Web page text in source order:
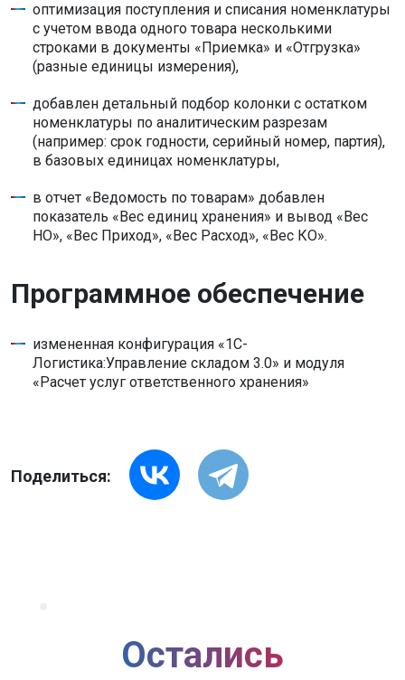
оптимизация поступления и списания номенклатуры
с учетом ввода одного товара несколькими
строками в документы «Приемка» и «Отгрузка»
(разные единицы измерения),
добавлен детальный подбор колонки с остатком
номенклатуры по аналитическим разрезам
(например: срок годности, серийный номер, партия),
в базовых единицах номенклатуры,
в отчет «Ведомость по товарам» добавлен
показатель «Вес единиц хранения» и вывод «Вес
НО», «Вес Приход», «Вес Расход», «Вес КО».
Программное обеспечение
измененная конфигурация «1С-
Логистика:Управление складом 3.0» и модуля
«Расчет услуг ответственного хранения»
Поделиться:
Остались